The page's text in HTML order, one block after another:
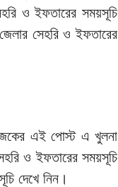
ও ইফতারের সময়সূচি
সেহরি ও ইফতারের
এই পোস্ট এ খুলনা
ও ইফতারের সময়সূচি
দেখে নিন।